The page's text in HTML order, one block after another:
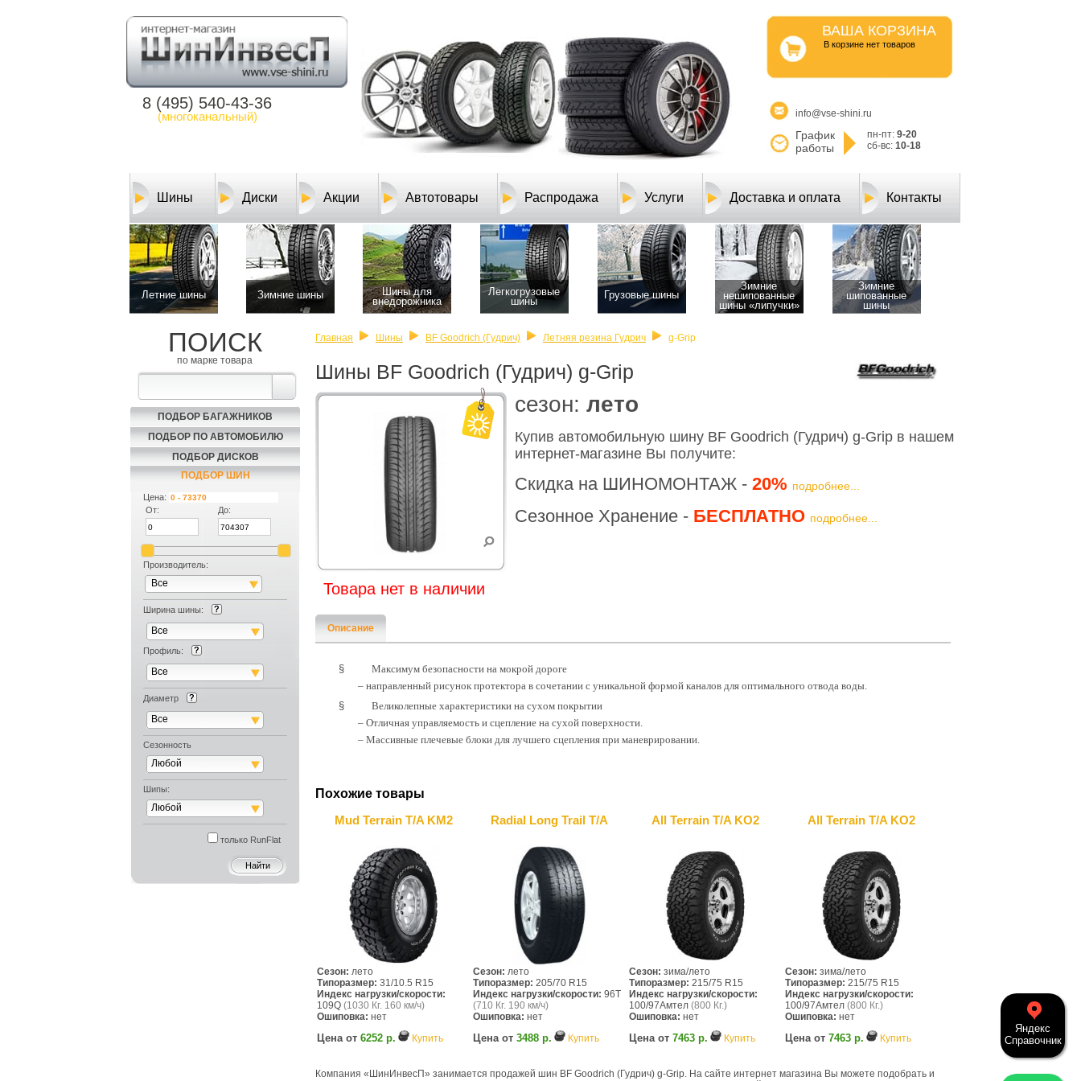
8 (495) 540-43-36
(многоканальный)
ВАША КОРЗИНА
B корзине нет товаров
info@vse-shini.ru
График
работы
пн-пт: 9-20
сб-вс: 10-18
Шины Диски Акции Автотовары Распродажа Услуги Доставка и оплата Контакты
Летние шины Зимние шины
Шины для
внедорожника
Легкогрузовые
шины
Грузовые шины
Зимние
нешипованные
шины «липучки»
Зимние
шипованные
шины
ПОИСК
по марке товара
ПОДБОР БАГАЖНИКОВ
ПОДБОР ПО АВТОМОБИЛЮ
ПОДБОР ДИСКОВ
ПОДБОР ШИН
Цена:
От:
До:
Производитель:
Все
Ширина шины:
Все
Профиль:
Все
Диаметр
Все
Сезонность
Любой
Шипы:
Любой
только RunFlat
Главная Шины BF Goodrich (Гудрич) Летняя резина Гудрич g-Grip
Шины BF Goodrich (Гудрич) g-Grip
cезон: лето
Купив автомобильную шину BF Goodrich (Гудрич) g-Grip в нашем
интернет-магазине Вы получите:
Скидка на ШИНОМОНТАЖ - 20% подробнее...
Сезонное Хранение - БЕСПЛАТНО подробнее...
Товара нет в наличии
Описание
§
Максимум безопасности на мокрой дороге
– направленный рисунок протектора в сочетании с уникальной формой каналов для оптимального отвода воды.
§
Великолепные характеристики на сухом покрытии
– Отличная управляемость и сцепление на сухой поверхности.
– Массивные плечевые блоки для лучшего сцепления при маневрировании.
Похожие товары
Mud Terrain T/A KM2
Сезон: лето
Типоразмер: 31/10.5 R15
Индекс нагрузки/скорости:
109Q (1030 Кг. 160 км/ч)
Ошиповка: нет
Цена от 6252 р. Купить
Radial Long Trail T/A
Сезон: лето
Типоразмер: 205/70 R15
Индекс нагрузки/скорости: 96T
(710 Кг. 190 км/ч)
Ошиповка: нет
Цена от 3488 р. Купить
All Terrain T/A KO2
Сезон: зима/лето
Типоразмер: 215/75 R15
Индекс нагрузки/скорости:
100/97Амтел (800 Кг.)
Ошиповка: нет
Цена от 7463 р. Купить
All Terrain T/A KO2
Сезон: зима/лето
Типоразмер: 215/75 R15
Индекс нагрузки/скорости:
100/97Амтел (800 Кг.)
Ошиповка: нет
Цена от 7463 р. Купить
Компания «ШинИнвесП» занимается продажей шин BF Goodrich (Гудрич) g-Grip. На сайте интернет магазина Вы можете подобрать и
Яндекс
Справочник